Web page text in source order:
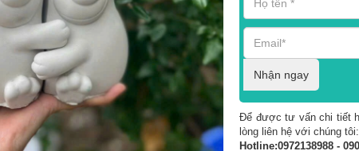
Nhận ngay
Để được tư vấn chi tiết
lòng liên hệ với chúng tôi:
Hotline:0972138988 -